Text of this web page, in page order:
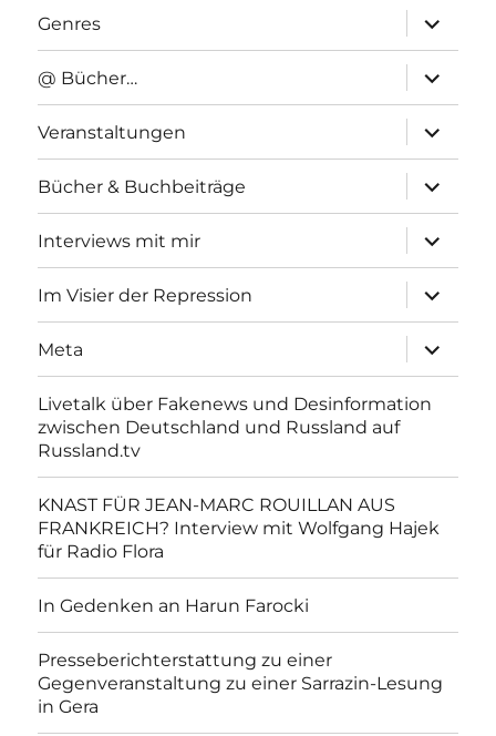
Genres
anzeigen
@ Bücher…
anzeigen
Veranstaltungen
anzeigen
Bücher & Buchbeiträge
anzeigen
Interviews mit mir
anzeigen
Im Visier der Repression
anzeigen
Meta
anzeigen
Livetalk über Fakenews und Desinformation
zwischen Deutschland und Russland auf
Russland.tv
KNAST FÜR JEAN-MARC ROUILLAN AUS
FRANKREICH? Interview mit Wolfgang Hajek
für Radio Flora
In Gedenken an Harun Farocki
Presseberichterstattung zu einer
Gegenveranstaltung zu einer Sarrazin-Lesung
in Gera